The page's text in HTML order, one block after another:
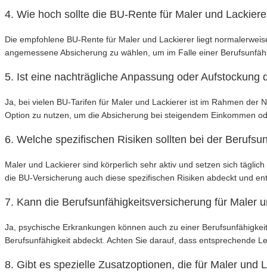
4. Wie hoch sollte die BU-Rente für Maler und
Die empfohlene BU-Rente für Maler und Lackierer liegt
angemessene Absicherung zu wählen, um im Falle einer
5. Ist eine nachträgliche Anpassung oder Aufstockung
Ja, bei vielen BU-Tarifen für Maler und Lackierer ist im Rahmen der
Option zu nutzen, um die Absicherung bei steigendem Einkommen
6. Welche spezifischen Risiken sollten bei der
Maler und Lackierer sind körperlich sehr aktiv und setzen sich
die BU-Versicherung auch diese spezifischen Risiken abdeckt und
7. Kann die Berufsunfähigkeitsversicherung für Maler
Ja, psychische Erkrankungen können auch zu einer
Berufsunfähigkeit abdeckt. Achten Sie darauf, dass entsprechende
8. Gibt es spezielle Zusatzoptionen, die für Maler und